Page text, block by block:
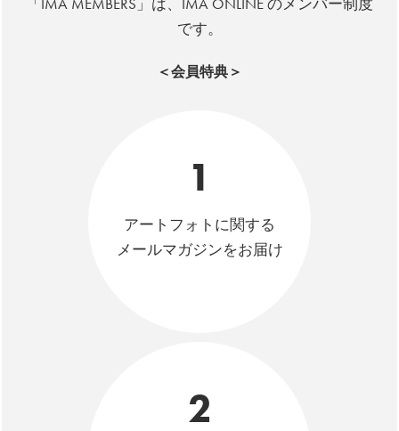
「IMA MEMBERS」は、IMA ONLINE のメンバー制度
です。
＜会員特典＞
1
アートフォトに関する
メールマガジンをお届け
2